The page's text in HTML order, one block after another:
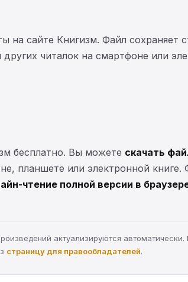
на сайте Книгизм. Файл сохраняет
читалок на смартфоне или
бесплатно. Вы можете скачать
планшете или электронной
чтение полной версии в
актуализируются
страницу для правообладателей.